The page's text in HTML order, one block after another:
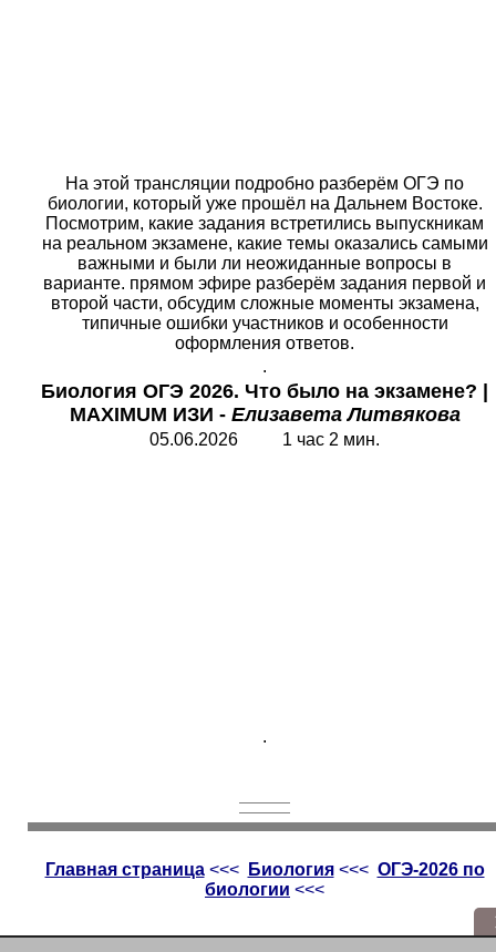
На этой трансляции подробно разберём ОГЭ по
биологии, который уже прошёл на Дальнем Востоке.
Посмотрим, какие задания встретились выпускникам
на реальном экзамене, какие темы оказались самыми
важными и были ли неожиданные вопросы в
варианте. прямом эфире разберём задания первой и
второй части, обсудим сложные моменты экзамена,
типичные ошибки участников и особенности
оформления ответов.
.
Биология ОГЭ 2026. Что было на экзамене? |
MAXIMUM ИЗИ -Елизавета Литвякова
05.06.2026 1 час 2 мин.
.
Главная страница<<< Биология<<< ОГЭ-2026 по
биологии <<<